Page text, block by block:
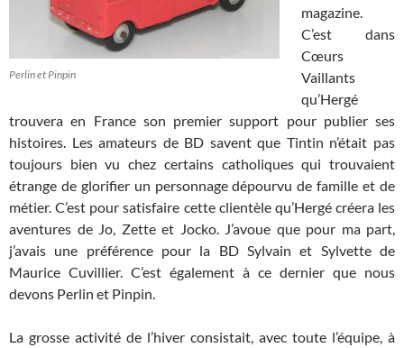
Perlin et Pinpin
magazine.
C’est dans
Cœurs
Vaillants
qu’Hergé
trouvera en France son premier support pour publier ses
histoires. Les amateurs de BD savent que Tintin n’était pas
toujours bien vu chez certains catholiques qui trouvaient
étrange de glorifier un personnage dépourvu de famille et de
métier. C’est pour satisfaire cette clientèle qu’Hergé créera les
aventures de Jo, Zette et Jocko. J’avoue que pour ma part,
j’avais une préférence pour la BD Sylvain et Sylvette de
Maurice Cuvillier. C’est également à ce dernier que nous
devons Perlin et Pinpin.
La grosse activité de l’hiver consistait, avec toute l’équipe, à